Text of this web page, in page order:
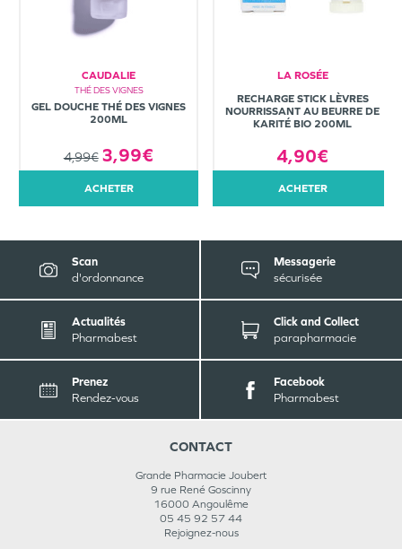
CAUDALIE
THÉ DES VIGNES
GEL DOUCHE THÉ DES VIGNES
200ML
4,99€ 3,99€
ACHETER
LA ROSÉE
RECHARGE STICK LÈVRES
NOURRISSANT AU BEURRE DE
KARITÉ BIO 200ML
4,90€
ACHETER
Scan
d'ordonnance
Messagerie
sécurisée
Actualités
Pharmabest
Click and Collect
parapharmacie
Prenez
Rendez-vous
Facebook
Pharmabest
CONTACT
Grande Pharmacie Joubert
9 rue René Goscinny
16000 Angoulême
05 45 92 57 44
Rejoignez-nous